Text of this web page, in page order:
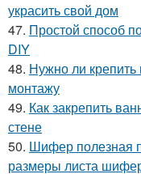
украсить свой дом
47. Простой способ
DIY
48. Нужно ли
монтажу
49. Как закрепить
стене
50. Шифер полезная
размеры листа